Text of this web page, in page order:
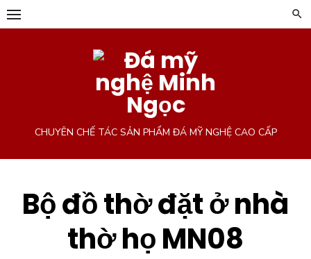
Chuyển
tới
CHUYÊN CHẾ TÁC SẢN PHẨM ĐÁ MỸ NGHỆ CAO CẤP
Bộ đồ thờ đặt ở nhà
thờ họ MN08